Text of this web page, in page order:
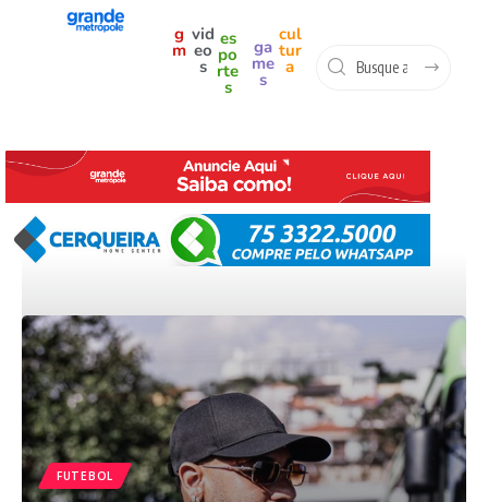
g
m
vid
eo
s
es
po
rte
s
ga
me
s
cul
tur
a
FUTEBOL